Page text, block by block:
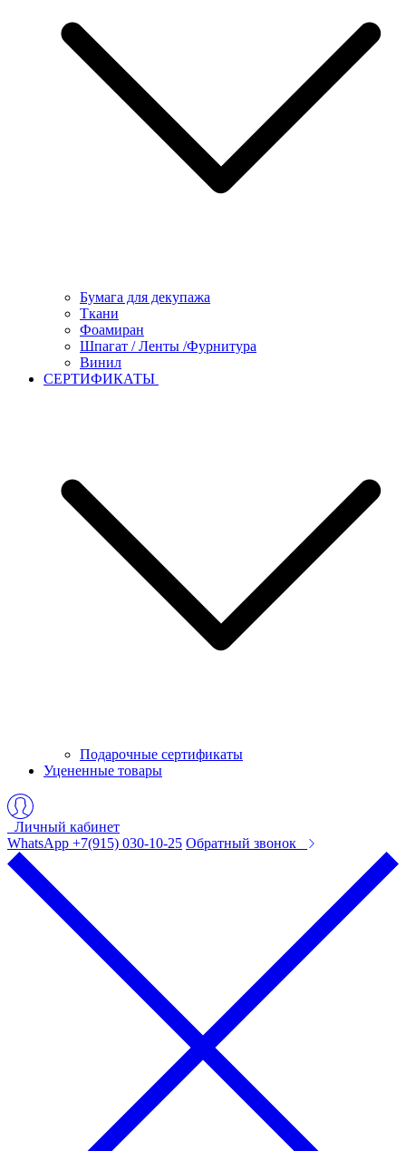
Бумага для декупажа
Ткани
Фоамиран
Шпагат / Ленты /Фурнитура
Винил
СЕРТИФИКАТЫ
Подарочные сертификаты
Уцененные товары
Личный кабинет
WhatsApp +7(915) 030-10-25 Обратный звонок